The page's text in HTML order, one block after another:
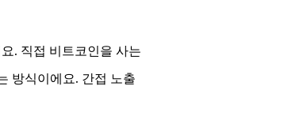
. 직접 비트코인을 사는
방식이에요. 간접 노출